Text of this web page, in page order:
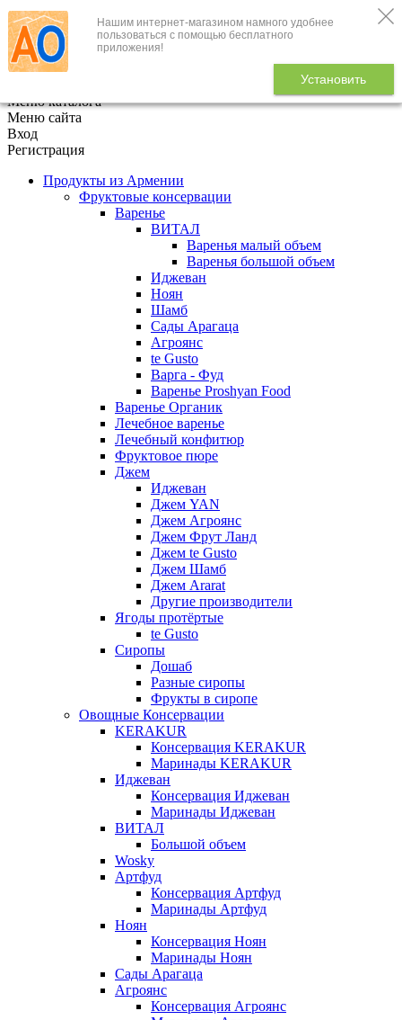
Нашим интернет-магазином намного удобнее
пользоваться с помощью бесплатного
приложения!
Установить
+7 (495) 646-888-1
В корзине
Меню каталога
Меню сайта
Вход
Регистрация
Продукты из Армении
Фруктовые консервации
Варенье
ВИТАЛ
Варенья малый объем
Варенья большой объем
Иджеван
Ноян
Шамб
Сады Арагаца
Агроянс
te Gusto
Варга - Фуд
Варенье Proshyan Food
Варенье Органик
Лечебное варенье
Лечебный конфитюр
Фруктовое пюре
Джем
Иджеван
Джем YAN
Джем Агроянс
Джем Фрут Ланд
Джем te Gusto
Джем Шамб
Джем Ararat
Другие производители
Ягоды протёртые
te Gusto
Сиропы
Дошаб
Разные сиропы
Фрукты в сиропе
Овощные Консервации
KERAKUR
Консервация KERAKUR
Маринады KERAKUR
Иджеван
Консервация Иджеван
Маринады Иджеван
ВИТАЛ
Большой объем
Wosky
Артфуд
Консервация Артфуд
Маринады Артфуд
Ноян
Консервация Ноян
Маринады Ноян
Сады Арагаца
Агроянс
Консервация Агроянс